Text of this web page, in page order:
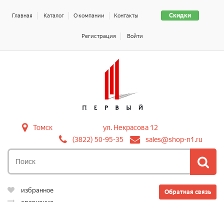
Скидки
Главная Каталог О компании Контакты
Регистрация Войти
Томск
ул. Некрасова 12
(3822) 50-95-35
sales@shop-n1.ru
Обратная связь
избранное